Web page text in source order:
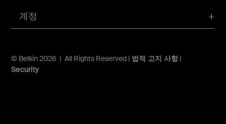
계정
© Belkin 2026 | All Rights Reserved | 법적 고지 사항|
Security